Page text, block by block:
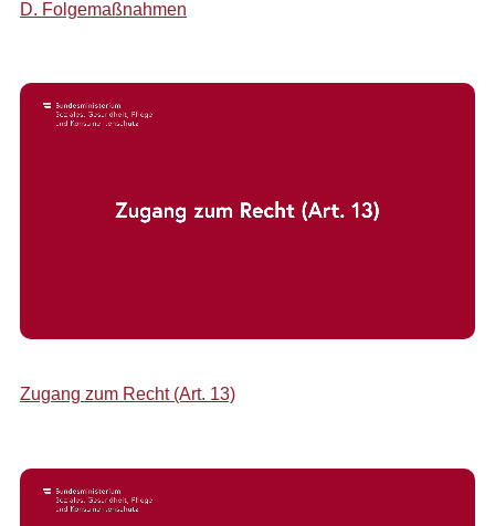
D. Folgemaßnahmen
Zugang zum Recht (Art. 13)